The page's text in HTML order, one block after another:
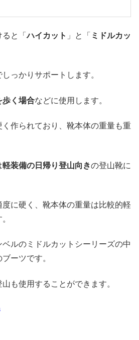
ると「ハイカット 」と「 ミドルカッ
っかりサポートします。
歩く場合などに使用します。
作られており、靴本体の重量も重
軽装備の日帰り登山向きの登山靴に
に硬く、靴本体の重量は比較的軽
ベルのミドルカットシーリーズの中
ーツです。
も使用することができます。